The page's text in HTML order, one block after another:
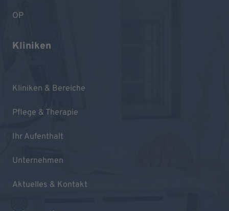
OP
Kliniken
Kliniken & Bereiche
Pflege & Therapie
Ihr Aufenthalt
Unternehmen
Aktuelles & Kontakt